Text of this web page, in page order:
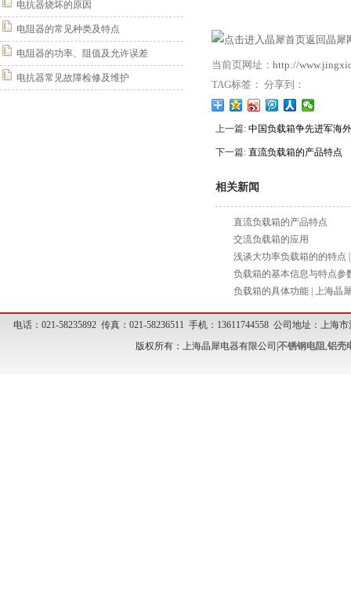
电抗器烧坏的原因
电阻器的常见种类及特点
电阻器的功率、阻值及允许误差
电抗器常见故障检修及维护
返回晶犀
当前页网址： http://
TAG标签： 分享到：
上一篇: 中国负载箱争先进军海
下一篇: 直流负载箱的产品特点
相关新闻
直流负载箱的产品特点
交流负载箱的应用
浅谈大功率负载箱的的特点
负载箱的基本信息与特点参
负载箱的具体功能 | 上海晶
电话：021-58235892 传真：021-58236511 手机：13611744558 公司地址：上
版权所有：上海晶犀电器有限公司| 不锈钢电阻,铝壳